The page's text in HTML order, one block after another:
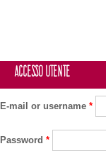
Accesso utente
E-mail or username *
Password *